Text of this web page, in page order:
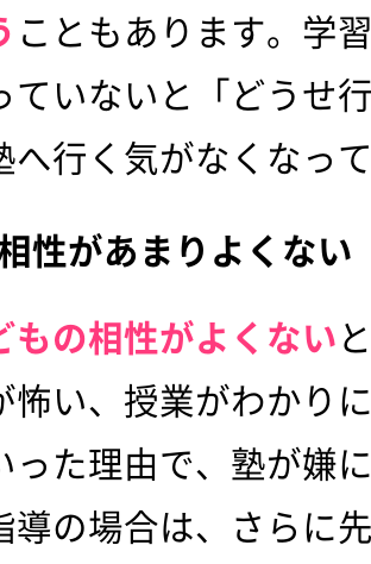
こともあります。学
ていないと「どうせ
へ行く気がなくなっ
性があまりよくない
もの相性がよくない
怖い、授業がわかり
った理由で、塾が嫌
導の場合は、さらに